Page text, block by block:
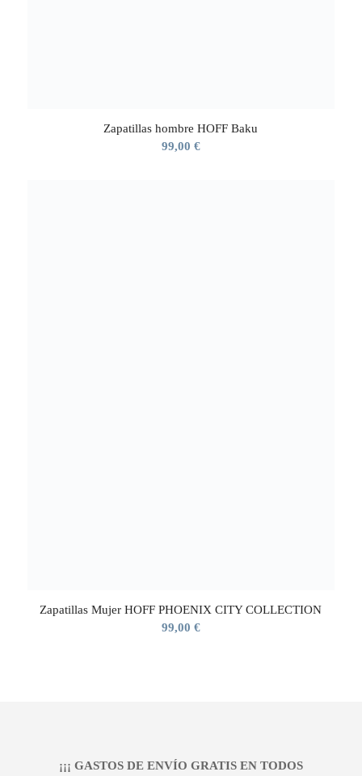
Zapatillas hombre HOFF Baku
99,00 €
Zapatillas Mujer HOFF PHOENIX CITY COLLECTION
99,00 €
¡¡¡ GASTOS DE ENVÍO GRATIS EN TODOS